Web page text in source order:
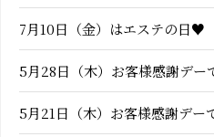
7月10日（金）はエステの日
5月28日（木）お客様感謝デー
5月21日（木）お客様感謝デー